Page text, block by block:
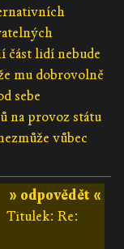
část lidí nebude
mu dobrovolně
sebe
na provoz státu
vůbec
» odpovědět «
Titulek: Re: